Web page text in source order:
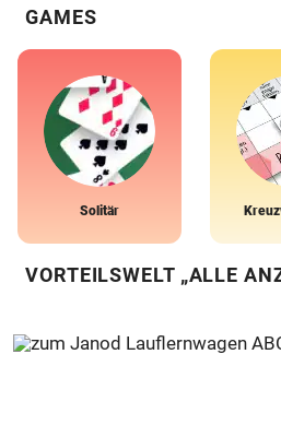
GAMES
Solitär
VORTEILSWELT „ALLE